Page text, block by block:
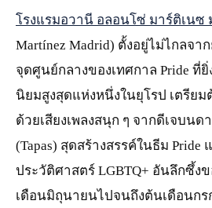
โรงแรมอวานี อลอนโซ่ มาร์ติเนซ
Martínez Madrid) ตั้งอยู่ไม่ไกลจา
จุดศูนย์กลางของเทศกาล Pride ที่
นิยมสูงสุดแห่งหนึ่งในยุโรป เตรีย
ด้วยเสียงเพลงสนุก ๆ จากดีเจบน
(Tapas) สุดสร้างสรรค์ในธีม Pride
ประวัติศาสตร์ LGBTQ+ อันลึกซึ้ง
เดือนมิถุนายนไปจนถึงต้นเดือนก